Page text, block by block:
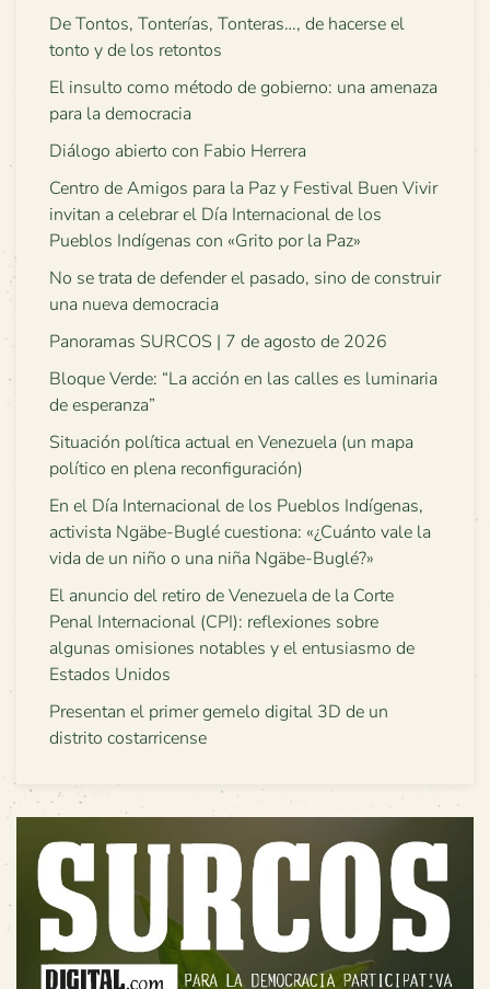
De Tontos, Tonterías, Tonteras…, de hacerse el
tonto y de los retontos
El insulto como método de gobierno: una amenaza
para la democracia
Diálogo abierto con Fabio Herrera
Centro de Amigos para la Paz y Festival Buen Vivir
invitan a celebrar el Día Internacional de los
Pueblos Indígenas con «Grito por la Paz»
No se trata de defender el pasado, sino de construir
una nueva democracia
Panoramas SURCOS | 7 de agosto de 2026
Bloque Verde: “La acción en las calles es luminaria
de esperanza”
Situación política actual en Venezuela (un mapa
político en plena reconfiguración)
En el Día Internacional de los Pueblos Indígenas,
activista Ngäbe-Buglé cuestiona: «¿Cuánto vale la
vida de un niño o una niña Ngäbe-Buglé?»
El anuncio del retiro de Venezuela de la Corte
Penal Internacional (CPI): reflexiones sobre
algunas omisiones notables y el entusiasmo de
Estados Unidos
Presentan el primer gemelo digital 3D de un
distrito costarricense